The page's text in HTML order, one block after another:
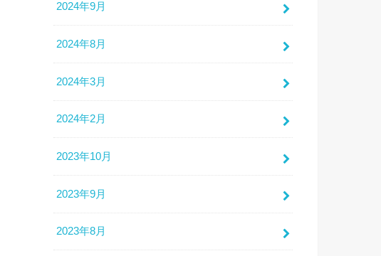
2024年9月
2024年8月
2024年3月
2024年2月
2023年10月
2023年9月
2023年8月